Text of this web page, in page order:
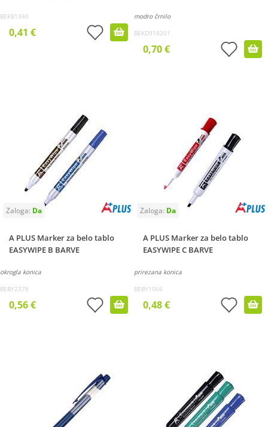
BEKB1340
0,41 €
modro črnilo
BEKD918201
0,70 €
A PLUS Marker za belo tablo
EASYWIPE B BARVE
okrogla konica
BEBY2378
0,56 €
A PLUS Marker za belo tablo
EASYWIPE C BARVE
prirezana konica
BEBY1066
0,48 €